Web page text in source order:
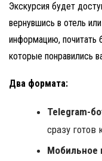
Экскурсия будет
вернувшись в отель
информацию,
которые понравились
Два формата:
Telegram-
сразу готов
Мобильное